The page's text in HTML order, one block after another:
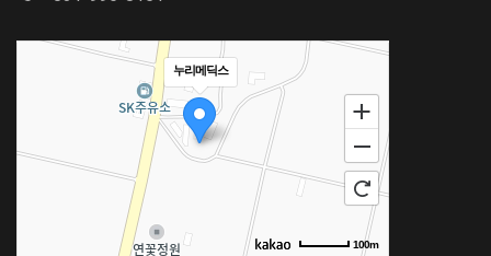
누리메딕스
100m